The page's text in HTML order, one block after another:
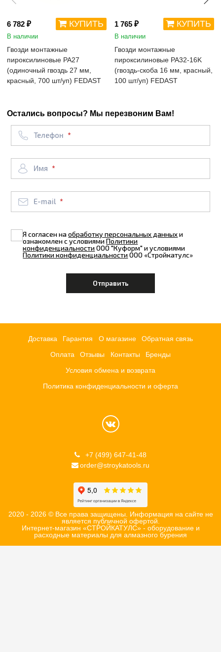
6 782 ₽ КУПИТЬ
В наличии
Гвозди монтажные
пироксилиновые PA27
(одиночный гвоздь 27 мм,
красный, 700 шт/уп) FEDAST
1 765 ₽ КУПИТЬ
В наличии
Гвозди монтажные
пироксилиновые PA32-16K
(гвоздь-скоба 16 мм, красный,
100 шт/уп) FEDAST
Остались вопросы? Мы перезвоним Вам!
Телефон
Имя
E-mail
Я согласен наобработку персональных данныхи
ознакомлен с условиямиПолитики
конфиденциальностиООО "Куформ" и условиями
Политики конфиденциальностиООО «Стройкатулс»
Доставка Гарантия О магазине Обратная связь
Оплата Отзывы Контакты Бренды
Условия обмена и возврата
Политика конфиденциальности и оферта
+7 (499) 647-41-48
order@stroykatools.ru
2020 - 2026 © Все права защищены. Информация на сайте не
является публичной офертой.
Интернет-магазин «СТРОЙКАТУЛС» - оборудование и
расходные материалы для алмазного бурения